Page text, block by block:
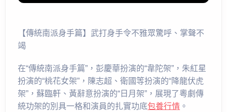
【傳統南派身手篇】武打身手令不雅眾驚呼、掌聲不
竭
在“傳統南派身手篇”，彭慶華扮演的“韋陀架”，朱紅星
扮演的“桃花女架”，陳志超、衛國等扮演的“降龍伏虎
架”，蘇臨軒、黃辭意扮演的“日月架”，展現了粵劇傳
統功架的別具一格和演員的扎實功底包養行情 。